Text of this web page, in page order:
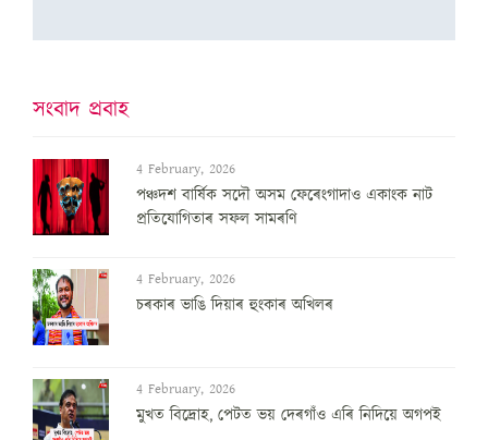
সংবাদ প্ৰবাহ
4 February, 2026
পঞ্চদশ বার্ষিক সদৌ অসম ফেৰেংগাদাও একাংক নাট
প্রতিযোগিতাৰ সফল সামৰণি
4 February, 2026
চৰকাৰ ভাঙি দিয়াৰ হুংকাৰ অখিলৰ
4 February, 2026
মুখত বিদ্ৰোহ, পেটত ভয় দেৰগাঁও এৰি নিদিয়ে অগপই